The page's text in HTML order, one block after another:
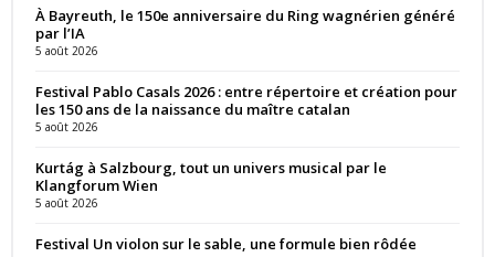
À Bayreuth, le 150e anniversaire du Ring wagnérien généré
par l’IA
5 août 2026
Festival Pablo Casals 2026 : entre répertoire et création pour
les 150 ans de la naissance du maître catalan
5 août 2026
Kurtág à Salzbourg, tout un univers musical par le
Klangforum Wien
5 août 2026
Festival Un violon sur le sable, une formule bien rôdée